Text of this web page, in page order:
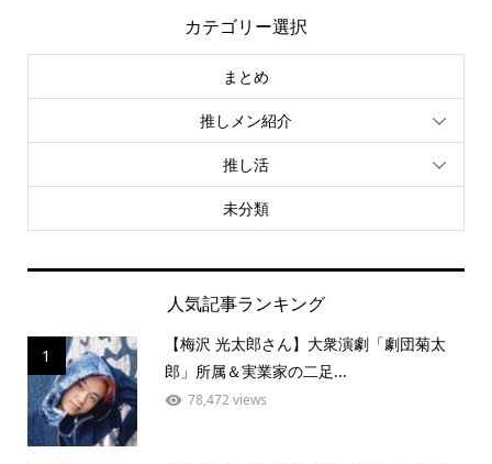
カテゴリー選択
まとめ
推しメン紹介
推し活
未分類
人気記事ランキング
1
【梅沢 光太郎さん】大衆演劇「劇団菊太
郎」所属＆実業家の二足...
78,472 views